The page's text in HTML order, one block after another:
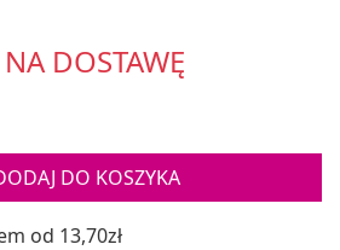
DOSTAWĘ
DO KOSZYKA
od 13,70zł